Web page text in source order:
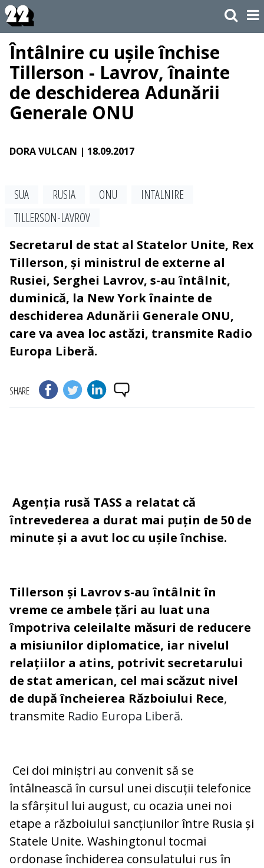
Întâlnire cu ușile închise
Tillerson - Lavrov, înainte
de deschiderea Adunării
Generale ONU
DORA VULCAN | 18.09.2017
SUA RUSIA ONU
INTALNIRE
TILLERSON-LAVROV
Secretarul de stat al Statelor Unite, Rex
Tillerson, și ministrul de externe al
Rusiei, Serghei Lavrov, s-au întâlnit,
duminică, la New York înainte de
deschiderea Adunării Generale ONU,
care va avea loc astăzi, transmite Radio
Europa Liberă.
SHARE
Agenția rusă TASS a relatat că
întrevederea a durat mai puțin de 50 de
minute și a avut loc cu ușile închise.
Tillerson și Lavrov s-au întâlnit în
vreme ce ambele țări au luat una
împotriva celeilalte măsuri de reducere
a misiunilor diplomatice, iar nivelul
relațiilor a atins, potrivit secretarului
de stat american, cel mai scăzut nivel
de după încheierea Războiului Rece,
transmite Radio Europa Liberă.
Cei doi miniștri au convenit să se
întâlnească în cursul unei discuții telefonice
la sfârșitul lui august, cu ocazia unei noi
etape a războiului sancțiunilor între Rusia și
Statele Unite. Washingtonul tocmai
ordonase închiderea consulatului rus în